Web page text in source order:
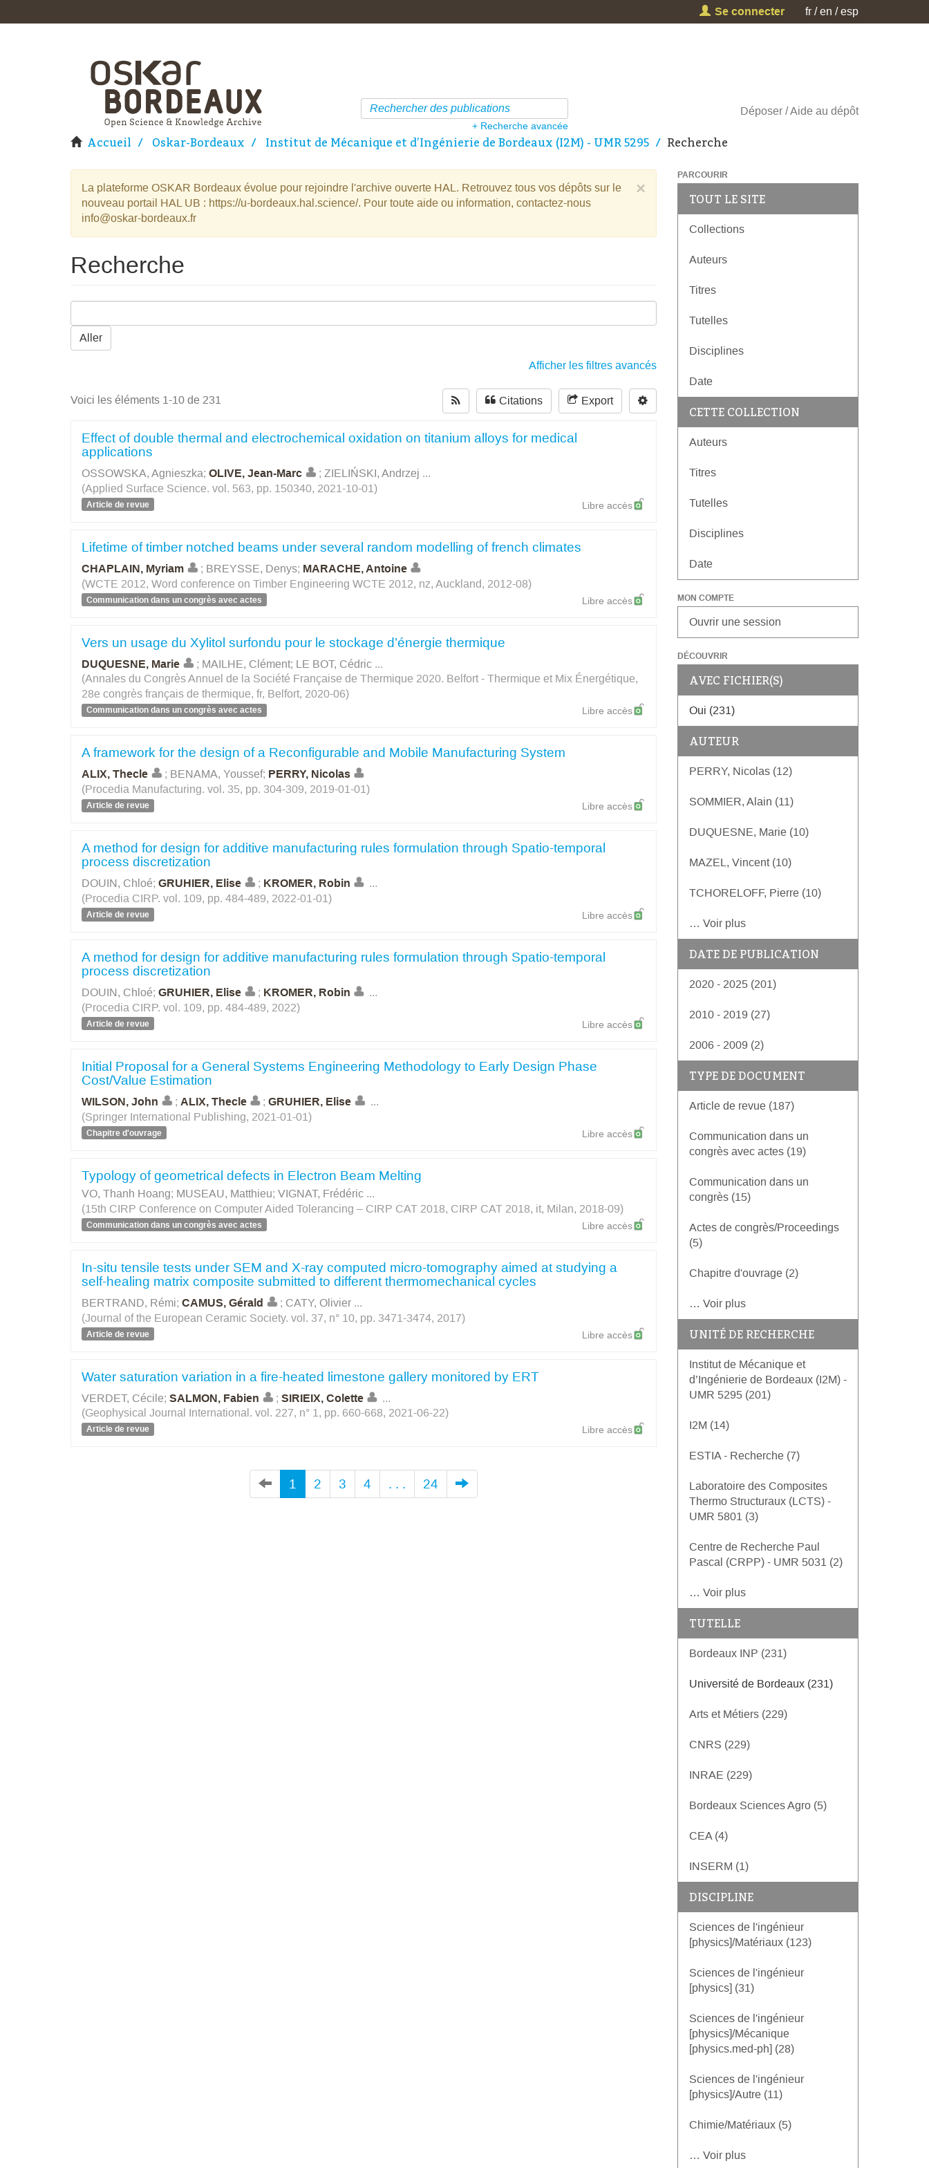
Se connecter fr en esp
+ Recherche avancée
Déposer Aide au dépôt
Accueil Oskar-Bordeaux Institut de Mécanique et d’Ingénierie de Bordeaux (I2M) - UMR 5295 Recherche
×
La plateforme OSKAR Bordeaux évolue pour rejoindre l'archive ouverte HAL. Retrouvez tous vos dépôts sur le
nouveau portail HAL UB : https://u-bordeaux.hal.science/. Pour toute aide ou information, contactez-nous
info@oskar-bordeaux.fr
Recherche
Aller
Afficher les filtres avancés
Voici les éléments 1-10 de 231 Export
Citations
Effect of double thermal and electrochemical oxidation on titanium alloys for medical
applications
OSSOWSKA, Agnieszka; OLIVE, Jean-Marc ; ZIELIŃSKI, Andrzej ...
(Applied Surface Science. vol. 563, pp. 150340, 2021-10-01)
Article de revue Libre accès
Lifetime of timber notched beams under several random modelling of french climates
CHAPLAIN, Myriam ; BREYSSE, Denys; MARACHE, Antoine
(WCTE 2012, Word conference on Timber Engineering WCTE 2012, nz, Auckland, 2012-08)
Communication dans un congrès avec actes Libre accès
Vers un usage du Xylitol surfondu pour le stockage d’énergie thermique
DUQUESNE, Marie ; MAILHE, Clément; LE BOT, Cédric...
(Annales du Congrès Annuel de la Société Française de Thermique 2020. Belfort - Thermique et Mix Énergétique,
28e congrès français de thermique, fr, Belfort, 2020-06)
Communication dans un congrès avec actes Libre accès
A framework for the design of a Reconfigurable and Mobile Manufacturing System
ALIX, Thecle ; BENAMA, Youssef; PERRY, Nicolas
(Procedia Manufacturing. vol. 35, pp. 304-309, 2019-01-01)
Article de revue Libre accès
A method for design for additive manufacturing rules formulation through Spatio-temporal
process discretization
DOUIN, Chloé; GRUHIER, Elise ; KROMER, Robin
...
(Procedia CIRP. vol. 109, pp. 484-489, 2022-01-01)
Article de revue Libre accès
A method for design for additive manufacturing rules formulation through Spatio-temporal
process discretization
DOUIN, Chloé; GRUHIER, Elise ; KROMER, Robin
...
(Procedia CIRP. vol. 109, pp. 484-489, 2022)
Article de revue Libre accès
Initial Proposal for a General Systems Engineering Methodology to Early Design Phase
Cost/Value Estimation
WILSON, John ; ALIX, Thecle ;GRUHIER, Elise
...
(Springer International Publishing, 2021-01-01)
Chapitre d'ouvrage Libre accès
Typology of geometrical defects in Electron Beam Melting
VO, Thanh Hoang; MUSEAU, Matthieu; VIGNAT, Frédéric ...
(15th CIRP Conference on Computer Aided Tolerancing – CIRP CAT 2018, CIRP CAT 2018, it, Milan, 2018-09)
Communication dans un congrès avec actes Libre accès
In-situ tensile tests under SEM and X-ray computed micro-tomography aimed at studying a
self-healing matrix composite submitted to different thermomechanical cycles
BERTRAND, Rémi; CAMUS, Gérald ; CATY, Olivier...
(Journal of the European Ceramic Society. vol. 37, n° 10, pp. 3471-3474, 2017)
Article de revue Libre accès
Water saturation variation in a fire-heated limestone gallery monitored by ERT
VERDET, Cécile; SALMON, Fabien ; SIRIEIX, Colette
(Geophysical Journal International. vol. 227, n° 1, pp. 660-668, 2021-06-22)
Article de revue Libre accès
1 2 3 4 . . . 24
PARCOURIR
TOUT LE SITE
Collections
Auteurs
Titres
Tutelles
Disciplines
Date
CETTE COLLECTION
Auteurs
Titres
Tutelles
Disciplines
Date
MON COMPTE
Ouvrir une session
DÉCOUVRIR
AVEC FICHIER(S)
Oui (231)
AUTEUR
PERRY, Nicolas (12)
SOMMIER, Alain (11)
DUQUESNE, Marie (10)
MAZEL, Vincent (10)
TCHORELOFF, Pierre (10)
… Voir plus
DATE DE PUBLICATION
2020 - 2025 (201)
2010 - 2019 (27)
2006 - 2009 (2)
TYPE DE DOCUMENT
Article de revue (187)
Communication dans un
congrès avec actes (19)
Communication dans un
congrès (15)
Actes de congrès/Proceedings
(5)
Chapitre d'ouvrage (2)
… Voir plus
UNITÉ DE RECHERCHE
Institut de Mécanique et
d’Ingénierie de Bordeaux (I2M) -
UMR 5295 (201)
I2M (14)
ESTIA - Recherche (7)
Laboratoire des Composites
Thermo Structuraux (LCTS) -
UMR 5801 (3)
Centre de Recherche Paul
Pascal (CRPP) - UMR 5031 (2)
… Voir plus
TUTELLE
Bordeaux INP (231)
Université de Bordeaux (231)
Arts et Métiers (229)
CNRS (229)
INRAE (229)
Bordeaux Sciences Agro (5)
CEA (4)
INSERM (1)
DISCIPLINE
Sciences de l'ingénieur
[physics]/Matériaux (123)
Sciences de l'ingénieur
[physics] (31)
Sciences de l'ingénieur
[physics]/Mécanique
[physics.med-ph] (28)
Sciences de l'ingénieur
[physics]/Autre (11)
Chimie/Matériaux (5)
… Voir plus